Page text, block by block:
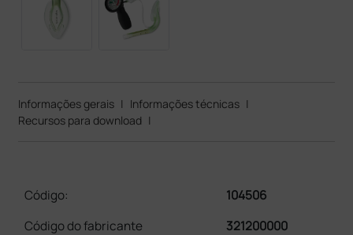
Informações gerais | Informações técnicas |
Recursos para download |
Código:
104506
Código do fabricante
321200000